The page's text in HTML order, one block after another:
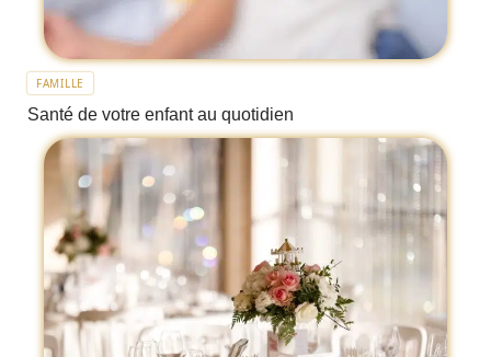
FAMILLE
Santé de votre enfant au quotidien